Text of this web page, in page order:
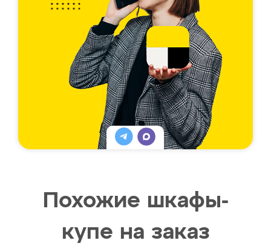
Похожие шкафы-
купе на заказ